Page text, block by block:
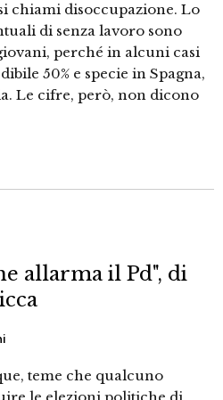
chiami disoccupazione. Lo
di senza lavoro sono
perché in alcuni casi
50% e specie in Spagna,
Le cifre, però, non dicono
allarma il Pd", di
teme che qualcuno